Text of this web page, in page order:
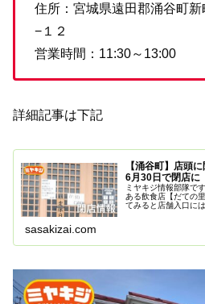
住所：宮城県遠田郡涌谷町新
−１２
営業時間：11:30～13:00
詳細記事は下記
【涌谷町】店頭
6月30日で閉店に
ミヤキジ情報部隊で
ある飲食店【だての
てみると店舗入口に
sasakizai.com